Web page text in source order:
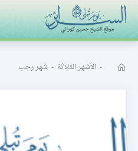
البث المباشر
- الأشهر الثلاثة - شهر رجب